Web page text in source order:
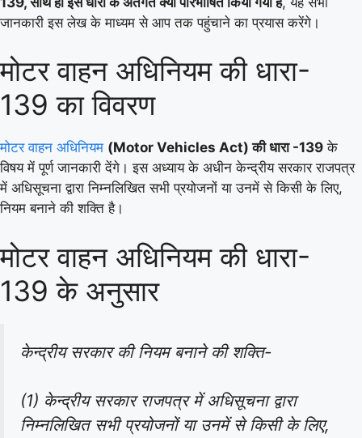
जानकारी इस लेख के माध्यम से आप तक पहुंचाने का प्रयास करेंगे।
मोटर वाहन अधिनियम की धारा-
139 का विवरण
मोटर वाहन अधिनियम (Motor Vehicles Act) की धारा -139 के
विषय में पूर्ण जानकारी देंगे। इस अध्याय के अधीन केन्द्रीय सरकार राजपत्र
में अधिसूचना द्वारा निम्नलिखित सभी प्रयोजनों या उनमें से किसी के लिए,
नियम बनाने की शक्ति है।
मोटर वाहन अधिनियम की धारा-
139 के अनुसार
केन्द्रीय सरकार की नियम बनाने की शक्ति-
(1) केन्द्रीय सरकार राजपत्र में अधिसूचना द्वारा
निम्नलिखित सभी प्रयोजनों या उनमें से किसी के लिए,